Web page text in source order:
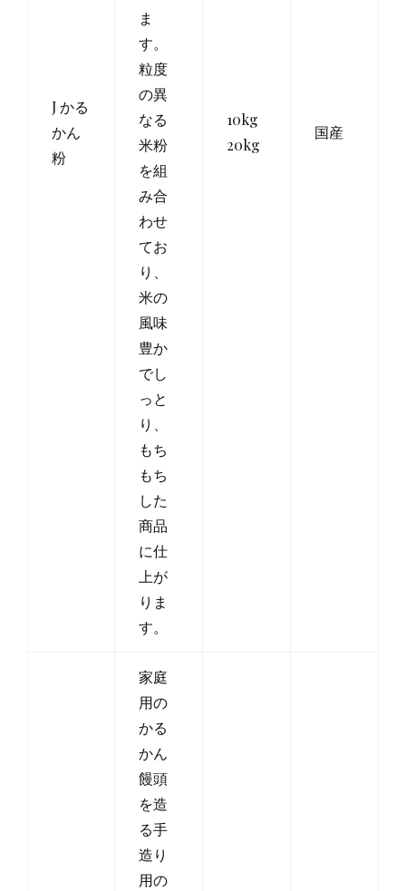
J かる
かん
粉
ま
す。
粒度
の異
なる
米粉
を組
み合
わせ
てお
り、
米の
風味
豊か
でし
っと
り、
もち
もち
した
商品
に仕
上が
りま
す。
10kg
20kg
国産
家庭
用の
かる
かん
饅頭
を造
る手
造り
用の